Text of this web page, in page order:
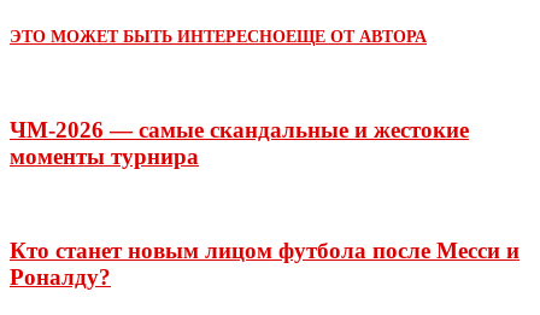
ЭТО МОЖЕТ БЫТЬ ИНТЕРЕСНОЕЩЕ ОТ АВТОРА
ЧМ-2026 — самые скандальные и жестокие
моменты турнира
Кто станет новым лицом футбола после Месси и
Роналду?